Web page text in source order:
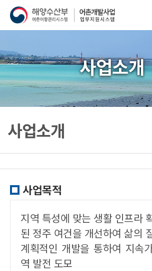
사업소개
사업소개
사업목적
지역 특성에 맞는 생활 인프라
된 정주 여건을 개선하여 삶의
계획적인 개발을 통하여 지속
역 발전 도모